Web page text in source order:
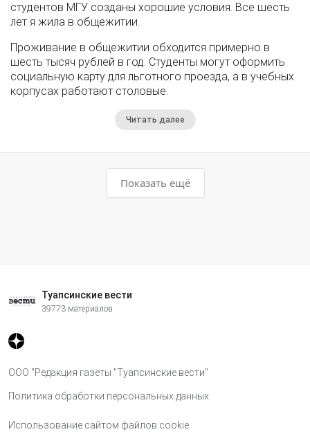
студентов МГУ созданы хорошие условия. Все шесть
лет я жила в общежитии.
Проживание в общежитии обходится примерно в
шесть тысяч рублей в год. Студенты могут оформить
социальную карту для льготного проезда, а в учебных
корпусах работают столовые.
Читать далее
Показать ещё
Туапсинские вести
39773 материалов
ООО "Редакция газеты "Туапсинские вести"
Политика обработки персональных данных
Использование сайтом файлов cookie